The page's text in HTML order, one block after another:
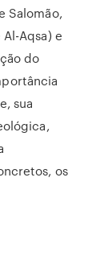
Salomão,
Aqsa) e
do
sua
os